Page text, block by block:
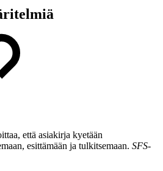
että asiakirja kyetään
esittämään ja tulkitsemaan. SFS-